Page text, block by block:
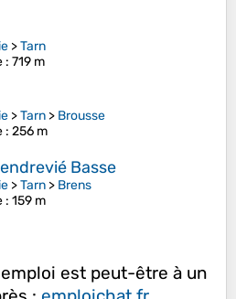
>Tarn
: 719 m
>Tarn > Brousse
: 256 m
Basse
>Tarn > Brens
: 159 m
est peut-être à un